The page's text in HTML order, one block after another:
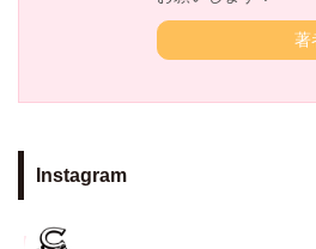
著
Instagram